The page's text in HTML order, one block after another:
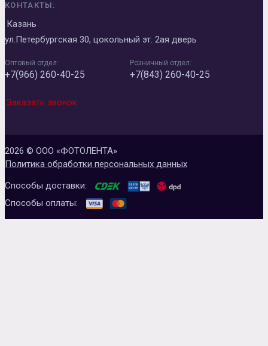
КОНТАКТЫ:
Казань
ул.Петербургская 30, цокольный эт. 2ая дверь
Оптовый отдел:
+7(966) 260-40-25
Розничный отдел:
+7(843) 260-40-25
Заказать звонок
2026 © ООО «ФОТОЛЕНТА»
Политика обработки персональных данных
Способы доставки:
Способы оплаты: